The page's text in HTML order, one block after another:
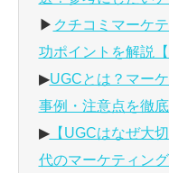
▶ クチコミマーケ
功ポイントを解説
▶UGCとは？マー
事例・注意点を徹底
▶【UGCはなぜ大
代のマーケティン